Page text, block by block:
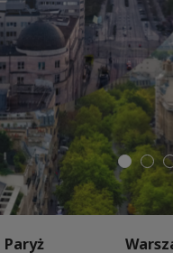
Paryż